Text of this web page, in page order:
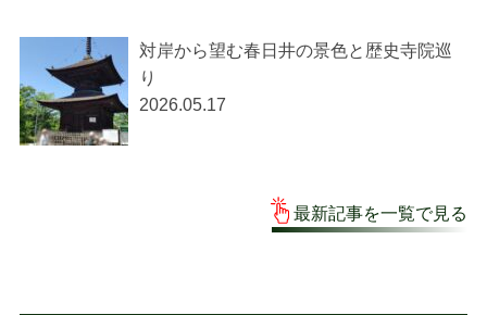
対岸から望む春日井の景色と歴史寺院巡
り
2026.05.17
最新記事を一覧で見る